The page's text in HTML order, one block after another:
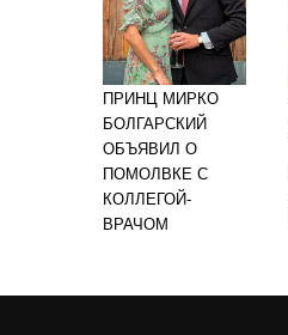
ПРИНЦ МИРКО
БОЛГАРСКИЙ
ОБЪЯВИЛ О
ПОМОЛВКЕ С
КОЛЛЕГОЙ-
ВРАЧОМ